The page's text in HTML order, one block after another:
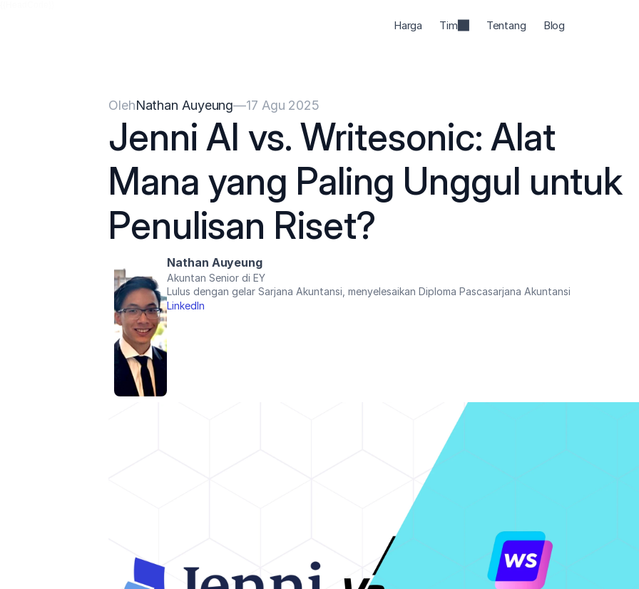
Harga Tim Tentang Blog
OlehNathan Auyeung—17 Agu 2025
Jenni AI vs. Writesonic: Alat
Mana yang Paling Unggul untuk
Penulisan Riset?
Nathan Auyeung
Akuntan Senior di EY
Lulus dengan gelar Sarjana Akuntansi, menyelesaikan Diploma Pascasarjana Akuntansi
LinkedIn